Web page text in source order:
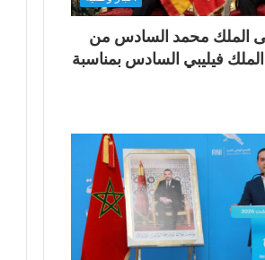
الملك محمد السادس من
الملك فيليبي السادس بمناسبة